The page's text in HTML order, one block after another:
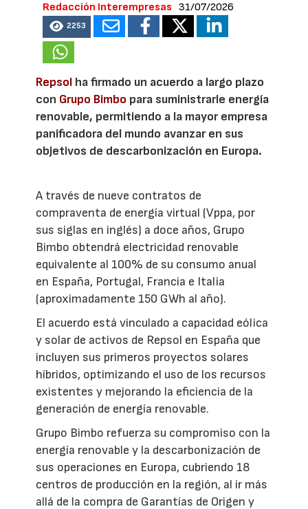
Redacción Interempresas 31/07/2026
2253
Repsol ha firmado un acuerdo a largo plazo
con Grupo Bimbo para suministrarle energía
renovable, permitiendo a la mayor empresa
panificadora del mundo avanzar en sus
objetivos de descarbonización en Europa.
A través de nueve contratos de
compraventa de energía virtual (Vppa, por
sus siglas en inglés) a doce años, Grupo
Bimbo obtendrá electricidad renovable
equivalente al 100% de su consumo anual
en España, Portugal, Francia e Italia
(aproximadamente 150 GWh al año).
El acuerdo está vinculado a capacidad eólica
y solar de activos de Repsol en España que
incluyen sus primeros proyectos solares
híbridos, optimizando el uso de los recursos
existentes y mejorando la eficiencia de la
generación de energía renovable.
Grupo Bimbo refuerza su compromiso con la
energía renovable y la descarbonización de
sus operaciones en Europa, cubriendo 18
centros de producción en la región, al ir más
allá de la compra de Garantías de Origen y